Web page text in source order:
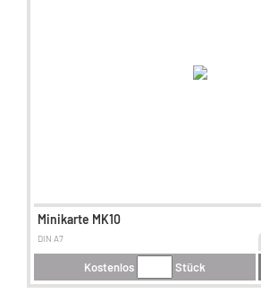
Minikarte MK10
DIN A7
Kostenlos Stück